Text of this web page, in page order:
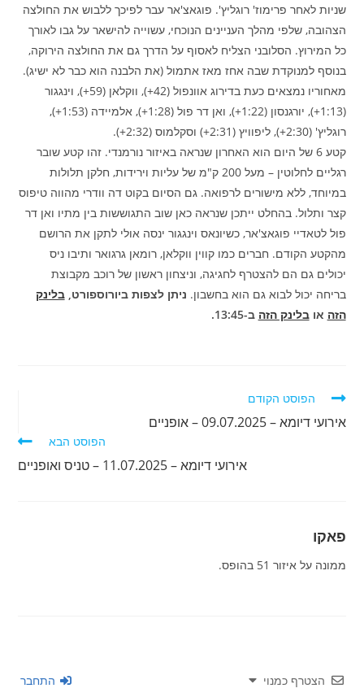
שניות לאחר פרימוז' רוגליץ'. פוגאצ'אר עבר לפיכך ללבוש את החולצה
הצהובה, שלפי מהלך העניינים הנוכחי, עשוייה להישאר על גבו לאורך
כל המירוץ. הסלובני הצליח לאסוף על הדרך גם את החולצה הירוקה,
בנוסף למנוקדת שבה אחז מאז אתמול (את הלבנה הוא כבר לא ישיג).
מאחוריו נמצאים כעת בדירוג אוונפול (42+), ווקלאן (59+), וינגגור
(1:13+), יורגנסון (1:22+), ואן דר פול (1:28+), אלמיידה (1:53+),
רוגליץ' (2:30+), ליפוויץ (2:31+) וסקלמוס (2:32+).
קטע 6 של היום הוא האחרון שנראה באיזור נורמנדי. זהו קטע שובר
רגליים לחלוטין – מעל 200 ק"מ של עליות וירידות, חלקן תלולות
במיוחד, ללא מישורים לרפואה. גם הסיום בקוט דה וודרי מהווה טיפוס
קצר ותלול. בהחלט ייתכן שנראה כאן שוב התגוששות בין מתיו ואן דר
פול לטאדיי פוגאצ'אר, כשיונאס וינגגור ינסה אולי לתקן את הרושם
מהקטע הקודם. חברים כמו קווין ווקלאן, רומאן גרגואר ותיבו ניס
יכולים גם הם להצטרף לחגיגה, וניצחון ראשון של רוכב מקבוצת
בריחה יכול לבוא גם הוא בחשבון. ניתן לצפות ביורוספורט,בלינק
הזה אובלינק הזה ב-13:45.
לקרוא
נוספים
הפוסט הקודם
אירועי דיומא – 09.07.2025 – אופניים
הפוסט הבא
אירועי דיומא – 11.07.2025 – טניס ואופניים
פאקו
ממונה על איזור 51 בהופס.
הצטרף כמנוי התחבר